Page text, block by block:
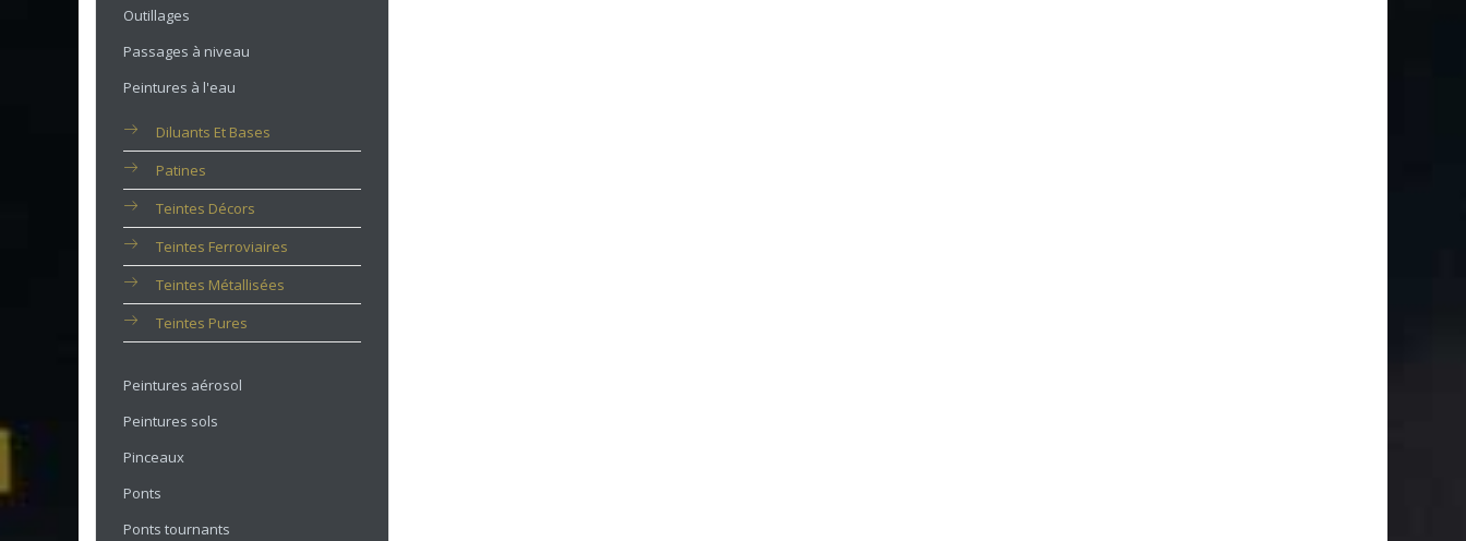
Outillages
Passages à niveau
Peintures à l'eau
Diluants Et Bases
Patines
Teintes Décors
Teintes Ferroviaires
Teintes Métallisées
Teintes Pures
Peintures aérosol
Peintures sols
Pinceaux
Ponts
Ponts tournants